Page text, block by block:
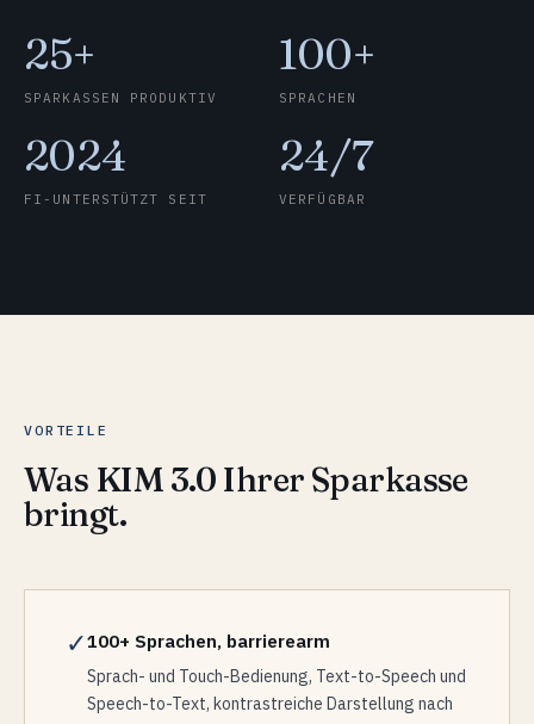
25+
SPARKASSEN PRODUKTIV
100+
SPRACHEN
2024
FI-UNTERSTÜTZT SEIT
24/7
VERFÜGBAR
VORTEILE
Was KIM 3.0 Ihrer Sparkasse
bringt.
✓100+ Sprachen, barrierearm
Sprach- und Touch-Bedienung, Text-to-Speech und
Speech-to-Text, kontrastreiche Darstellung nach